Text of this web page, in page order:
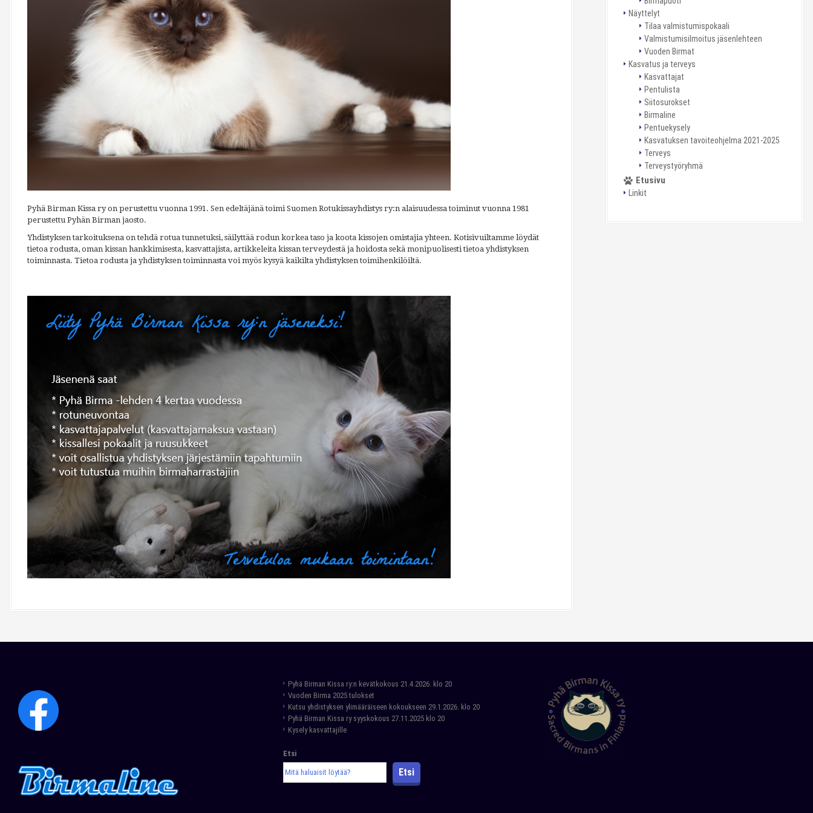
Pyhä Birman Kissa ry on perustettu vuonna 1991. Sen edeltäjänä toimi Suomen Rotukissayhdistys ry:n alaisuudessa toiminut vuonna 1981
perustettu Pyhän Birman jaosto.
Yhdistyksen tarkoituksena on tehdä rotua tunnetuksi, säilyttää rodun korkea taso ja koota kissojen omistajia yhteen. Kotisivuiltamme löydät
tietoa rodusta, oman kissan hankkimisesta, kasvattajista, artikkeleita kissan terveydestä ja hoidosta sekä monipuolisesti tietoa yhdistyksen
toiminnasta. Tietoa rodusta ja yhdistyksen toiminnasta voi myös kysyä kaikilta yhdistyksen toimihenkilöiltä.
Näyttelyt
Tilaa valmistumispokaali
Valmistumisilmoitus jäsenlehteen
Vuoden Birmat
Kasvatus ja terveys
Kasvattajat
Pentulista
Siitosurokset
Birmaline
Pentuekysely
Kasvatuksen tavoiteohjelma 2021-2025
Terveys
Terveystyöryhmä
Etusivu
Linkit
Pyhä Birman Kissa ry:n kevätkokous 21.4.2026. klo 20
Vuoden Birma 2025 tulokset
Kutsu yhdistyksen ylimääräiseen kokoukseen 29.1.2026. klo 20
Pyhä Birman Kissa ry syyskokous 27.11.2025 klo 20
Kysely kasvattajille
Etsi
Etsi